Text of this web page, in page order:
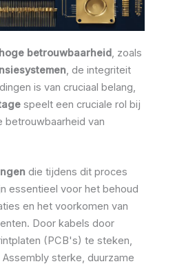
betrouwbaarheid , zoals
, de integriteit
is van cruciaal belang,
speelt een cruciale rol bij
betrouwbaarheid van
die tijdens dit proces
essentieel voor het behoud
en het voorkomen van
Door kabels door
(PCB's) te steken,
sterke, duurzame